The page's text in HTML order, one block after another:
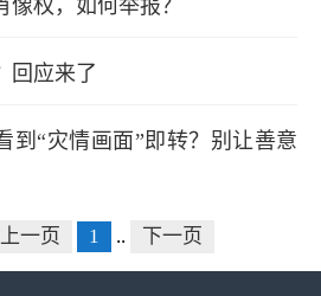
权，如何举报？
回应来了
到“灾情画面”即转？别让善意
上一页 1 .. 下一页